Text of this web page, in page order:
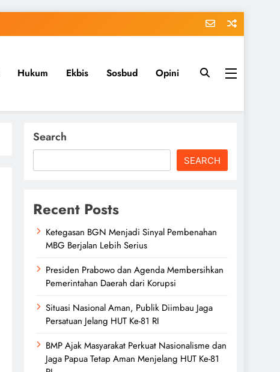
Hukum Ekbis Sosbud Opini
Search
SEARCH
Recent Posts
Ketegasan BGN Menjadi Sinyal Pembenahan
MBG Berjalan Lebih Serius
Presiden Prabowo dan Agenda Membersihkan
Pemerintahan Daerah dari Korupsi
Situasi Nasional Aman, Publik Diimbau Jaga
Persatuan Jelang HUT Ke-81 RI
BMP Ajak Masyarakat Perkuat Nasionalisme dan
Jaga Papua Tetap Aman Menjelang HUT Ke-81